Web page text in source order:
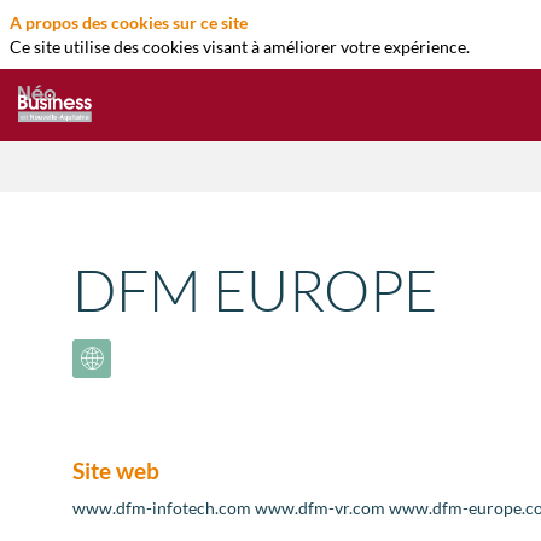
DFM EUROPE
Site web
www.dfm-infotech.com www.dfm-vr.com www.dfm-
A propos des cookies sur ce site
Ce site utilise des cookies visant à améliorer votre expérience.